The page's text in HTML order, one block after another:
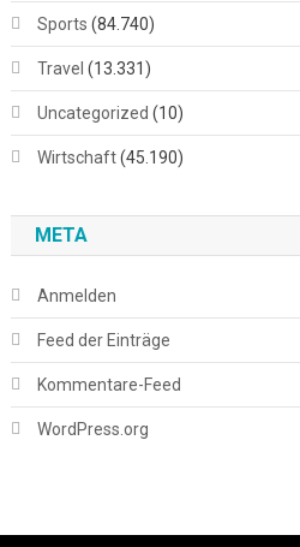
Sports (84.740)
Travel (13.331)
Uncategorized (10)
Wirtschaft(45.190)
META
Anmelden
Feed der Einträge
Kommentare-Feed
WordPress.org